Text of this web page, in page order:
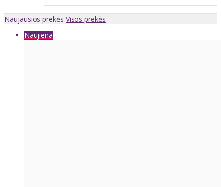
Naujausios prekės Visos prekės
Naujiena